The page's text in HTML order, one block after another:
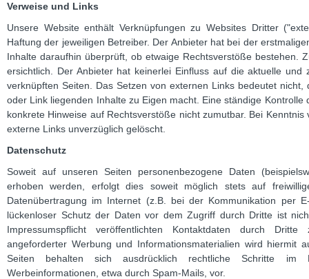
Verweise und Links
Unsere Website enthält Verknüpfungen zu Websites Dritter
Haftung der jeweiligen Betreiber. Der Anbieter hat bei der
Inhalte daraufhin überprüft, ob etwaige Rechtsverstöße bestehen.
ersichtlich. Der Anbieter hat keinerlei Einfluss auf die aktuelle
verknüpften Seiten. Das Setzen von externen Links bedeutet
oder Link liegenden Inhalte zu Eigen macht. Eine ständige
konkrete Hinweise auf Rechtsverstöße nicht zumutbar. Bei
externe Links unverzüglich gelöscht.
Datenschutz
Soweit auf unseren Seiten personenbezogene Daten
erhoben werden, erfolgt dies soweit möglich stets auf
Datenübertragung im Internet (z.B. bei der Kommunikation per
lückenloser Schutz der Daten vor dem Zugriff durch Dritte ist
Impressumspflicht veröffentlichten Kontaktdaten durch
angeforderter Werbung und Informationsmaterialien wird hiermit
Seiten behalten sich ausdrücklich rechtliche Schritte im
Werbeinformationen, etwa durch Spam-Mails, vor.